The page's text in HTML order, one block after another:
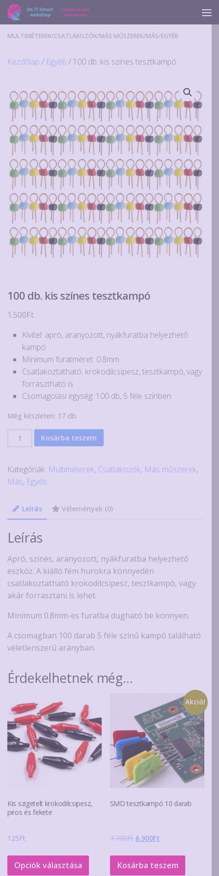
Skip to content
MULTIMÉTEREK/CSATLAKOZÓK/MÁS MŰSZEREK/MÁS/EGYÉB
Kezdőlap / Egyéb / 100 db. kis színes tesztkampó
100 db. kis színes tesztkampó
1.500Ft
Kivitel: apró, aranyozott, nyákfuratba helyezhető
kampó
Minimum furatméret: 0.8mm
Csatlakoztatható: krokodilcsipesz, tesztkampó, vagy
forrasztható is
Csomagolási egység: 100 db, 5 féle színben
Még készleten: 17 db
színes
tesztkampó
Kosárba teszem
Kategóriák: Multiméterek, Csatlakozók, Más műszerek,
Más, Egyéb
Leírás Vélemények (0)
Leírás
Apró, színes, aranyozott, nyákfuratba helyezhető
eszköz. A kiálló fém hurokra könnyedén
csatlakoztatható krokodilcsipesz, tesztkampó, vagy
akár forrasztani is lehet.
Minimum 0.8mm-es furatba dugható be könnyen.
A csomagban 100 darab 5 féle színű kampó található
véletlenszerű arányban.
Érdekelhetnek még…
Kis szigetelt krokodilcsipesz,
piros és fekete
125Ft
Opciók választása
Akció!
SMD tesztkampó 10 darab
7.700Ft Original
was:
6.900FtCurrent
is:
Kosárba teszem